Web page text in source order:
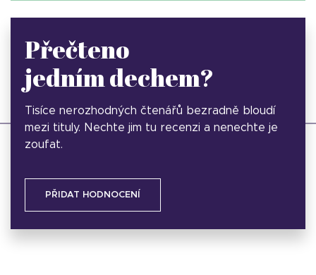
Přečteno
jedním dechem?
Tisíce nerozhodných čtenářů bezradně bloudí
mezi tituly. Nechte jim tu recenzi a nenechte je
zoufat.
PŘIDAT HODNOCENÍ